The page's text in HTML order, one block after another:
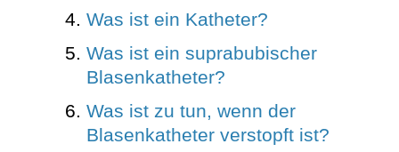
Was ist ein Katheter?
Was ist ein suprabubischer
Blasenkatheter?
Was ist zu tun, wenn der
Blasenkatheter verstopft ist?